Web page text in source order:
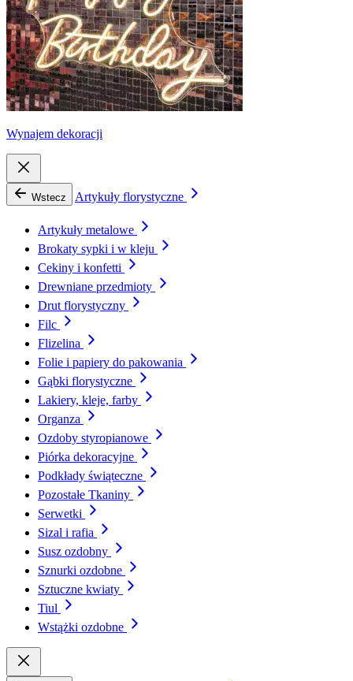
Wynajem dekoracji
Wstecz Artykuły florystyczne
Artykuły metalowe
Brokaty sypki i w kleju
Cekiny i konfetti
Drewniane przedmioty
Drut florystyczny
Filc
Flizelina
Folie i papiery do pakowania
Gąbki florystyczne
Lakiery, kleje, farby
Organza
Ozdoby styropianowe
Piórka dekoracyjne
Podkłady świąteczne
Pozostałe Tkaniny
Serwetki
Sizal i rafia
Susz ozdobny
Sznurki ozdobne
Sztuczne kwiaty
Tiul
Wstążki ozdobne